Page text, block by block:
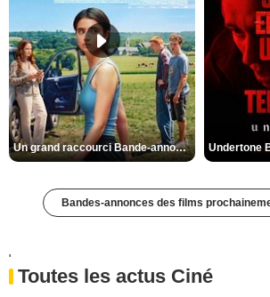
Un grand raccourci Bande-annonce VF
Bandes-annonces des films
'
Toutes les actus Ciné